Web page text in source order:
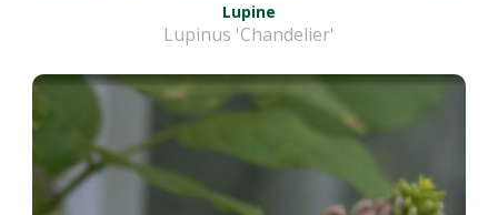
Lupine
Lupinus 'Chandelier'